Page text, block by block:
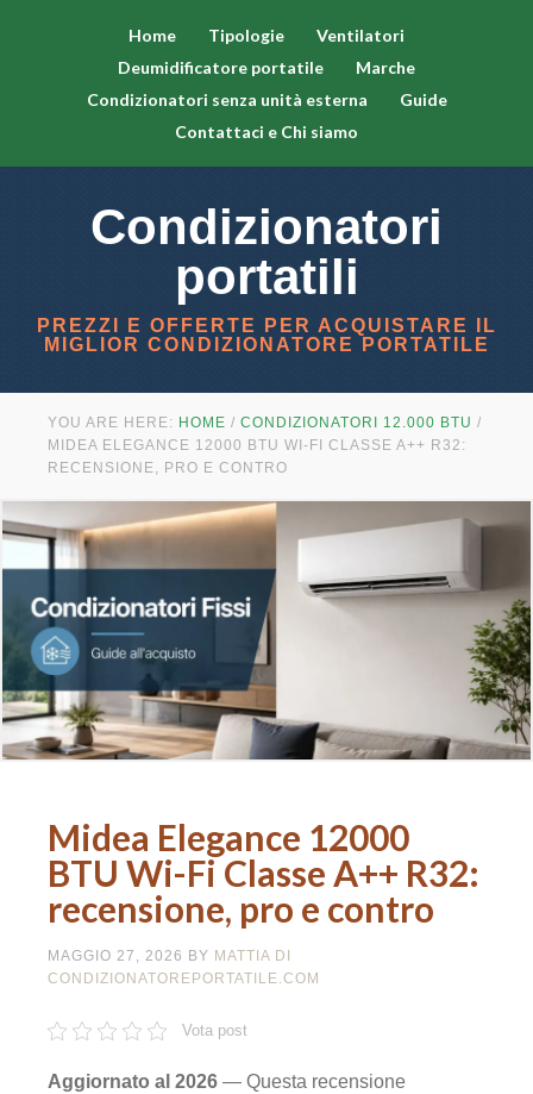
Home Tipologie
Ventilatori
Deumidificatore portatile
Marche
Condizionatori senza unità esterna
Guide
Contattaci e Chi siamo
Condizionatori
portatili
PREZZI E OFFERTE PER ACQUISTARE IL
MIGLIOR CONDIZIONATORE PORTATILE
YOU ARE HERE: HOME / CONDIZIONATORI 12.000 BTU /
MIDEA ELEGANCE 12000 BTU WI-FI CLASSE A++ R32:
RECENSIONE, PRO E CONTRO
Midea Elegance 12000
BTU Wi-Fi Classe A++ R32:
recensione, pro e contro
MAGGIO 27, 2026 BY MATTIA DI
CONDIZIONATOREPORTATILE.COM
Vota post
Aggiornato al 2026 — Questa recensione